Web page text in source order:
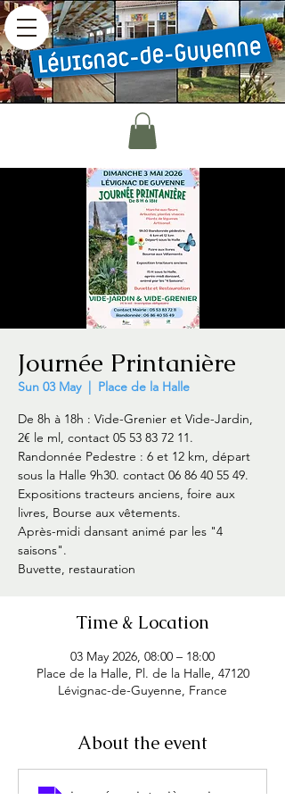
Journée Printanière
Sun 03 May
  |
Place de la Halle
De 8h à 18h : Vide-Grenier et Vide-Jardin,
2€ le ml, contact 05 53 83 72 11.
Randonnée Pedestre : 6 et 12 km, départ
sous la Halle 9h30. contact 06 86 40 55 49.
Expositions tracteurs anciens, foire aux
livres, Bourse aux vêtements.
Après-midi dansant animé par les "4
saisons".
Time & Location
03 May 2026, 08:00 – 18:00
Place de la Halle, Pl. de la Halle, 47120
Lévignac-de-Guyenne, France
About the event
journée printanière 03 mai 2026
.jpg